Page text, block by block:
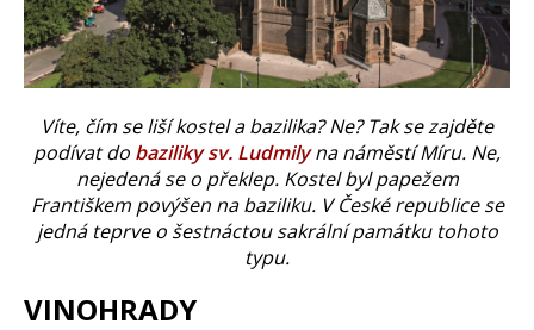
Víte, čím se liší kostel a bazilika? Ne? Tak se zajděte
podívat do baziliky sv. Ludmilyna náměstí Míru. Ne,
nejedená se o překlep. Kostel byl papežem
Františkem povýšen na baziliku. V České republice se
jedná teprve o šestnáctou sakrální památku tohoto
typu.
VINOHRADY